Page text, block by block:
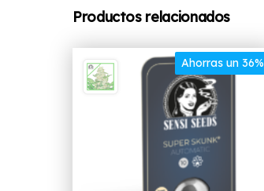
Productos relacionados
Ahorras un 36%